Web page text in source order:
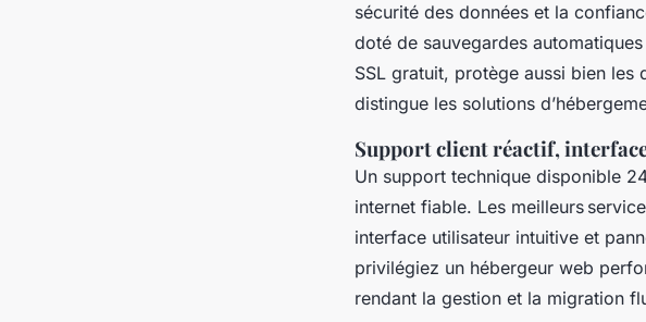
sécurité des données et la
doté de sauvegardes
SSL gratuit, protège aussi bien les
distingue les solutions
Support client réactif,
Un support technique disponible
internet fiable. Les meilleurs
interface utilisateur intuitive et
privilégiez un hébergeur web
rendant la gestion et la migration